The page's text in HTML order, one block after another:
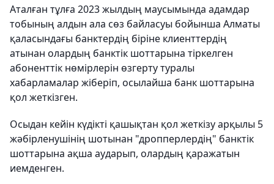
Аталған тұлға 2023 жылдың маусымында адамдар
тобының алдын ала сөз байласуы бойынша Алматы
қаласындағы банктердің біріне клиенттердің
атынан олардың банктік шоттарына тіркелген
абоненттік нөмірлерін өзгерту туралы
хабарламалар жіберіп, осылайша банк шоттарына
қол жеткізген.
Осыдан кейін күдікті қашықтан қол жеткізу арқылы 5
жәбірленушінің шотынан "дропперлердің" банктік
шоттарына ақша аударып, олардың қаражатын
иемденген.